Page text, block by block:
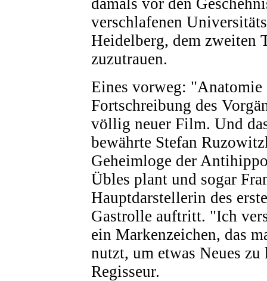
verschlafenen
Heidelberg, dem zweiten
zuzutrauen.
Eines vorweg:
Fortschreibung des
völlig neuer Film. Und
bewährte Stefan
Geheimloge der
Übles plant und sogar
Hauptdarstellerin des
Gastrolle auftritt. "Ich
ein Markenzeichen, das
nutzt, um etwas Neues
Regisseur.